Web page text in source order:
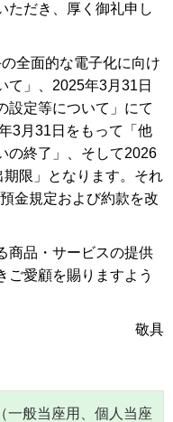
ただき、厚く御礼申し
全面的な電子化に向け
て」、2025年3月31日
設定等について」にて
3月31日をもって「他
の終了」、そして2026
限」となります。それ
金規定および約款を改
商品・サービスの提供
ご愛顧を賜りますよう
敬具
一般当座用、個人当座